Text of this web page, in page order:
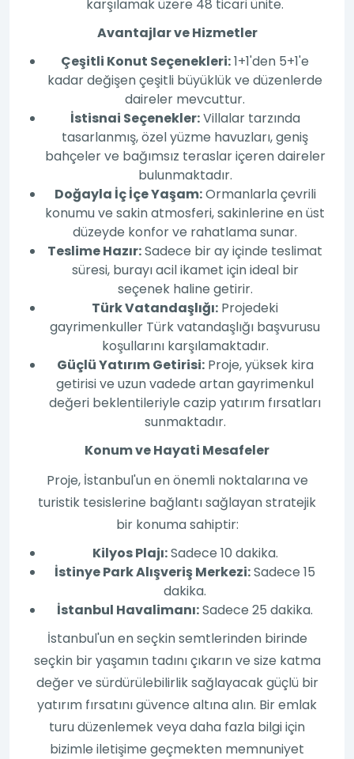
karşılamak üzere 48 ticari ünite.
Avantajlar ve Hizmetler
Çeşitli Konut Seçenekleri:1+1'den 5+1'e
kadar değişen çeşitli büyüklük ve düzenlerde
daireler mevcuttur.
İstisnai Seçenekler:Villalar tarzında
tasarlanmış, özel yüzme havuzları, geniş
bahçeler ve bağımsız teraslar içeren daireler
bulunmaktadır.
Doğayla İç İçe Yaşam:Ormanlarla çevrili
konumu ve sakin atmosferi, sakinlerine en üst
düzeyde konfor ve rahatlama sunar.
Teslime Hazır:Sadece bir ay içinde teslimat
süresi, burayı acil ikamet için ideal bir
seçenek haline getirir.
Türk Vatandaşlığı: Projedeki
gayrimenkuller Türk vatandaşlığı başvurusu
koşullarını karşılamaktadır.
Güçlü Yatırım Getirisi:Proje, yüksek kira
getirisi ve uzun vadede artan gayrimenkul
değeri beklentileriyle cazip yatırım fırsatları
sunmaktadır.
Konum ve Hayati Mesafeler
Proje, İstanbul'un en önemli noktalarına ve
turistik tesislerine bağlantı sağlayan stratejik
bir konuma sahiptir:
Kilyos Plajı:Sadece 10 dakika.
İstinye Park Alışveriş Merkezi:Sadece 15
dakika.
İstanbul Havalimanı:Sadece 25 dakika.
İstanbul'un en seçkin semtlerinden birinde
seçkin bir yaşamın tadını çıkarın ve size katma
değer ve sürdürülebilirlik sağlayacak güçlü bir
yatırım fırsatını güvence altına alın. Bir emlak
turu düzenlemek veya daha fazla bilgi için
bizimle iletişime geçmekten memnuniyet